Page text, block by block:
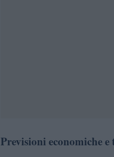
Previsioni economiche